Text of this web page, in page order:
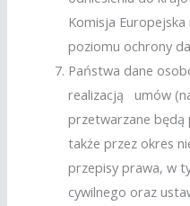
Komisja
poziomu ochrony
Państwa dane
realizacją umów
przetwarzane będą
także przez okres
przepisy prawa, w
cywilnego oraz